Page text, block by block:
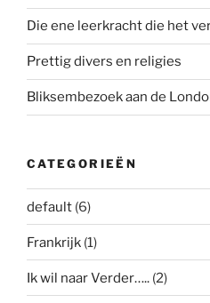
Die ene leerkracht die het
Prettig divers en religies
Bliksembezoek aan de
CATEGORIEËN
default (6)
Frankrijk (1)
Ik wil naar Verder….. (2)